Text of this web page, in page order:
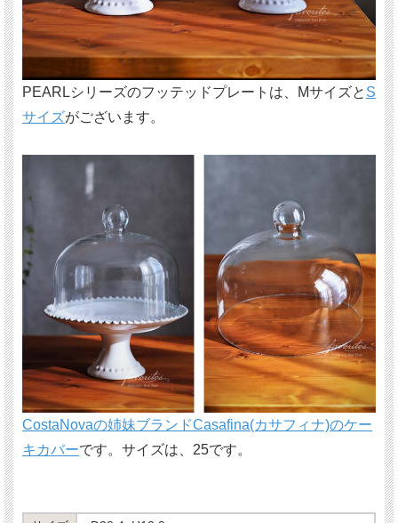
PEARLシリーズのフッテッドプレートは、Mサイズと S
サイズがございます。
CostaNovaの姉妹ブランドCasafina(カサフィナ)のケー
キカバーです。サイズは、25です。